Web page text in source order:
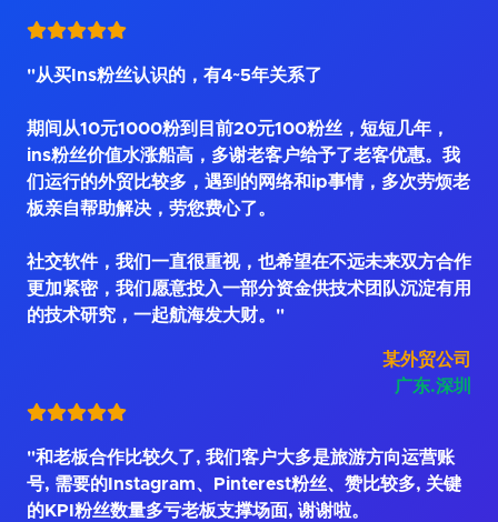
"从买Ins粉丝认识的，有4~5年关系了
期间从10元1000粉到目前20元100粉丝，短短几年，
ins粉丝价值水涨船高，多谢老客户给予了老客优惠。我
们运行的外贸比较多，遇到的网络和ip事情，多次劳烦老
板亲自帮助解决，劳您费心了。
社交软件，我们一直很重视，也希望在不远未来双方合作
更加紧密，我们愿意投入一部分资金供技术团队沉淀有用
的技术研究，一起航海发大财。"
某外贸公司
广东.深圳
"和老板合作比较久了, 我们客户大多是旅游方向运营账
号, 需要的Instagram、Pinterest粉丝、赞比较多, 关键
的KPI粉丝数量多亏老板支撑场面, 谢谢啦。